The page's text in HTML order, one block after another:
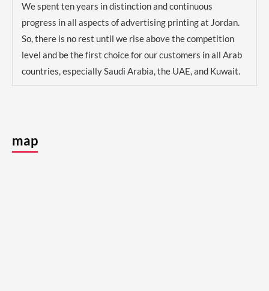
We spent ten years in distinction and continuous
progress in all aspects of advertising printing at Jordan.
So, there is no rest until we rise above the competition
level and be the first choice for our customers in all Arab
countries, especially Saudi Arabia, the UAE, and Kuwait.
map